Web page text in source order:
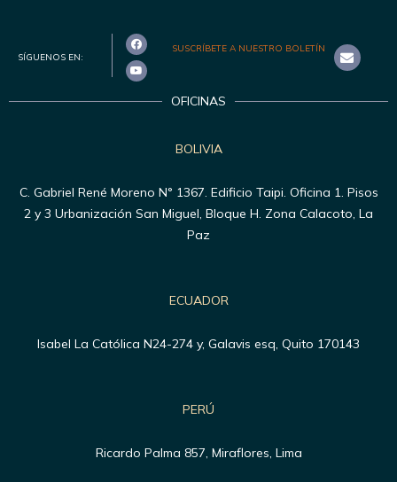
SÍGUENOS EN:
SUSCRÍBETE A NUESTRO BOLETÍN
OFICINAS
BOLIVIA
C. Gabriel René Moreno N° 1367. Edificio Taipi. Oficina 1. Pisos
2 y 3 Urbanización San Miguel, Bloque H. Zona Calacoto, La
Paz
ECUADOR
Isabel La Católica N24-274 y, Galavis esq, Quito 170143
PERÚ
Ricardo Palma 857, Miraflores, Lima